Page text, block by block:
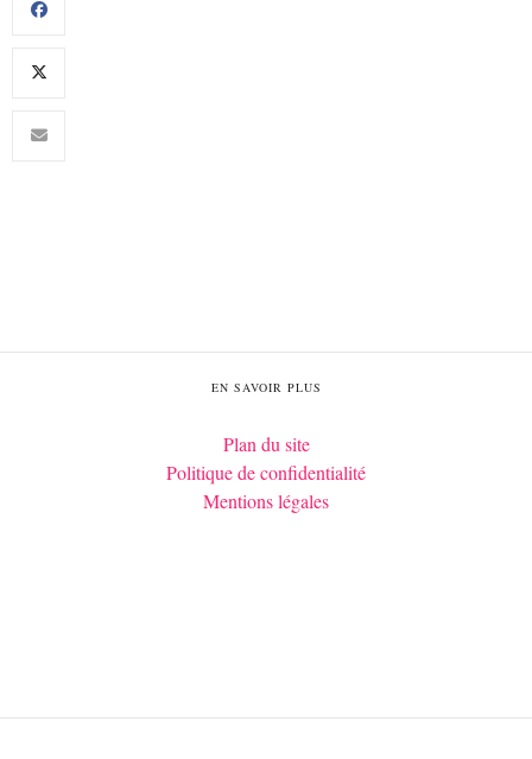
EN SAVOIR PLUS
Plan du site
Politique de confidentialité
Mentions légales